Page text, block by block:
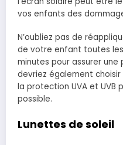
vos enfants des
N’oubliez pas de
de votre enfant toutes
minutes pour assurer une
devriez également
la protection UVA et UVB
possible.
Lunettes de soleil